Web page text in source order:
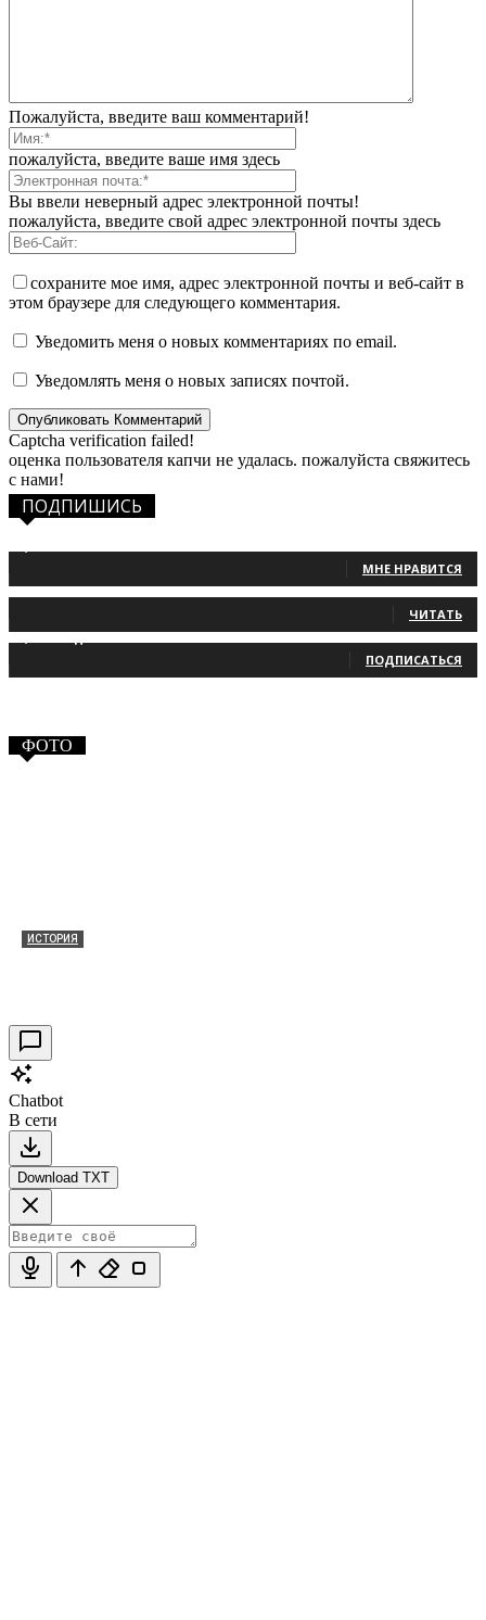
Пожалуйста, введите ваш комментарий!
пожалуйста, введите ваше имя здесь
Вы ввели неверный адрес электронной почты!
пожалуйста, введите свой адрес электронной почты здесь
сохраните мое имя, адрес электронной почты и веб-сайт в
этом браузере для следующего комментария.
Уведомить меня о новых комментариях по email.
Уведомлять меня о новых записях почтой.
Captcha verification failed!
оценка пользователя капчи не удалась. пожалуйста свяжитесь
с нами!
ПОДПИШИСЬ
МНЕ НРАВИТСЯ
ЧИТАТЬ
ПОДПИСАТЬСЯ
ФОТО
ИСТОРИЯ
Chatbot
В сети
Download TXT